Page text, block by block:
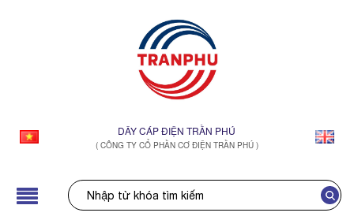
DÂY CÁP ĐIỆN TRẦN PHÚ
( CÔNG TY CỔ PHẦN CƠ ĐIỆN TRẦN PHÚ )